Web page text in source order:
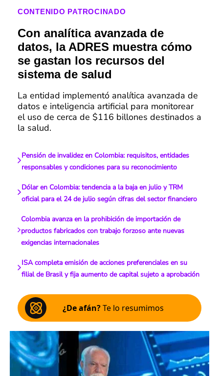
CONTENIDO PATROCINADO
Con analítica avanzada de
datos, la ADRES muestra cómo
se gastan los recursos del
sistema de salud
La entidad implementó analítica avanzada de
datos e inteligencia artificial para monitorear
el uso de cerca de $116 billones destinados a
la salud.
Pensión de invalidez en Colombia: requisitos, entidades
responsables y condiciones para su reconocimiento
Dólar en Colombia: tendencia a la baja en julio y TRM
oficial para el 24 de julio según cifras del sector financiero
Colombia avanza en la prohibición de importación de
productos fabricados con trabajo forzoso ante nuevas
exigencias internacionales
ISA completa emisión de acciones preferenciales en su
filial de Brasil y fija aumento de capital sujeto a aprobación
¿De afán?Te lo resumimos